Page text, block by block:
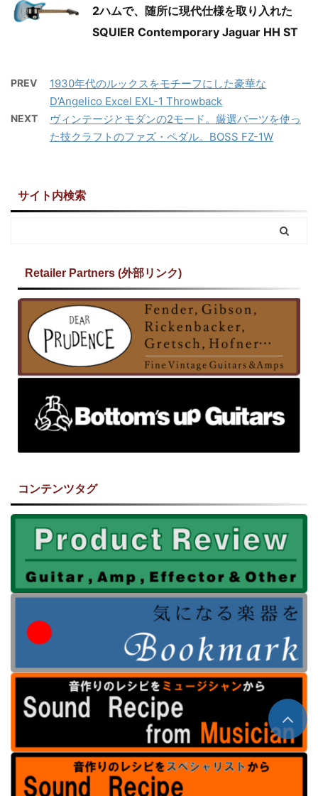
2ハムで、随所に現代仕様を取り入れた
SQUIER Contemporary Jaguar HH ST
PREV
1930年代のルックスをモチーフにした豪華な
D’Angelico Excel EXL-1 Throwback
NEXT
ヴィンテージとモダンの2モード。厳選パーツを使っ
た技クラフトのファズ・ペダル。BOSS FZ-1W
サイト内検索
Retailer Partners (外部リンク)
コンテンツタグ